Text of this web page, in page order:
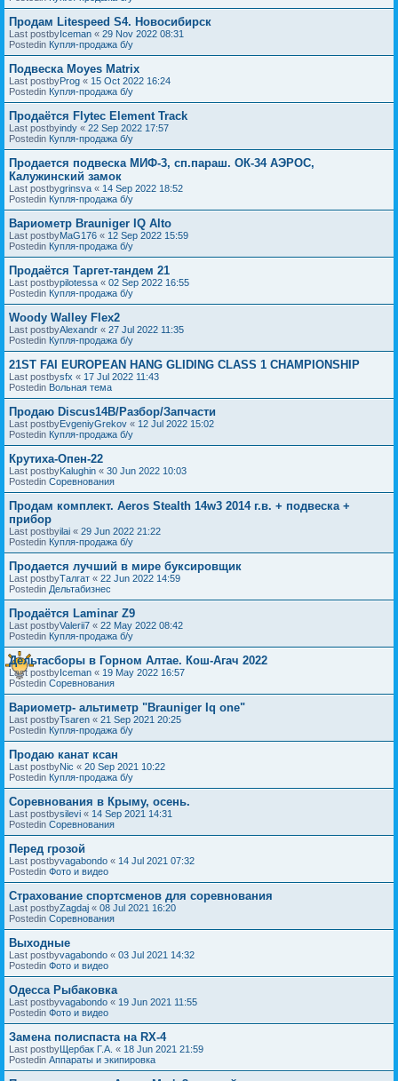
Продам Litespeed S4. Новосибирск
Last postbyIceman « 29 Nov 2022 08:31
Postedin Купля-продажа б/у
Подвеска Moyes Matrix
Last postbyProg « 15 Oct 2022 16:24
Postedin Купля-продажа б/у
Продаётся Flytec Element Track
Last postbyindy « 22 Sep 2022 17:57
Postedin Купля-продажа б/у
Продается подвеска МИФ-3, сп.параш. ОК-34 АЭРОС,
Калужинский замок
Last postbygrinsva « 14 Sep 2022 18:52
Postedin Купля-продажа б/у
Вариометр Brauniger IQ Alto
Last postbyMaG176 « 12 Sep 2022 15:59
Postedin Купля-продажа б/у
Продаётся Таргет-тандем 21
Last postbypilotessa « 02 Sep 2022 16:55
Postedin Купля-продажа б/у
Woody Walley Flex2
Last postbyAlexandr « 27 Jul 2022 11:35
Postedin Купля-продажа б/у
21ST FAI EUROPEAN HANG GLIDING CLASS 1 CHAMPIONSHIP
Last postbysfx « 17 Jul 2022 11:43
Postedin Вольная тема
Продаю Discus14B/Разбор/Запчасти
Last postbyEvgeniyGrekov « 12 Jul 2022 15:02
Postedin Купля-продажа б/у
Крутиха-Опен-22
Last postbyKalughin « 30 Jun 2022 10:03
Postedin Соревнования
Продам комплект. Aeros Stealth 14w3 2014 г.в. + подвеска +
прибор
Last postbyilai « 29 Jun 2022 21:22
Postedin Купля-продажа б/у
Продается лучший в мире буксировщик
Last postbyТалгат « 22 Jun 2022 14:59
Postedin Дельтабизнес
Продаётся Laminar Z9
Last postbyValerii7 « 22 May 2022 08:42
Postedin Купля-продажа б/у
Дельтасборы в Горном Алтае. Кош-Агач 2022
Last postbyIceman « 19 May 2022 16:57
Postedin Соревнования
Вариометр- альтиметр "Brauniger Iq one"
Last postbyTsaren « 21 Sep 2021 20:25
Postedin Купля-продажа б/у
Продаю канат ксан
Last postbyNic « 20 Sep 2021 10:22
Postedin Купля-продажа б/у
Соревнования в Крыму, осень.
Last postbysilevi « 14 Sep 2021 14:31
Postedin Соревнования
Перед грозой
Last postbyvagabondo « 14 Jul 2021 07:32
Postedin Фото и видео
Страхование спортсменов для соревнования
Last postbyZagdaj « 08 Jul 2021 16:20
Postedin Соревнования
Выходные
Last postbyvagabondo « 03 Jul 2021 14:32
Postedin Фото и видео
Одесса Рыбаковка
Last postbyvagabondo « 19 Jun 2021 11:55
Postedin Фото и видео
Замена полиспаста на RX-4
Last postbyЩербак Г.А. « 18 Jun 2021 21:59
Postedin Аппараты и экипировка